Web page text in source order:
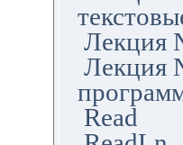
Лекция
Лекция
Read